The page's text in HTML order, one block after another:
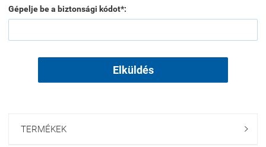
Gépelje be a biztonsági kódot*:
Elküldés
TERMÉKEK 